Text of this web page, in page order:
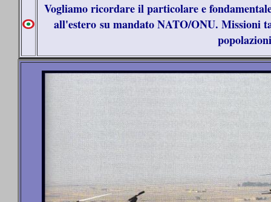
Vogliamo ricordare il particolare e
all'estero su mandato NATO/ONU. Missioni